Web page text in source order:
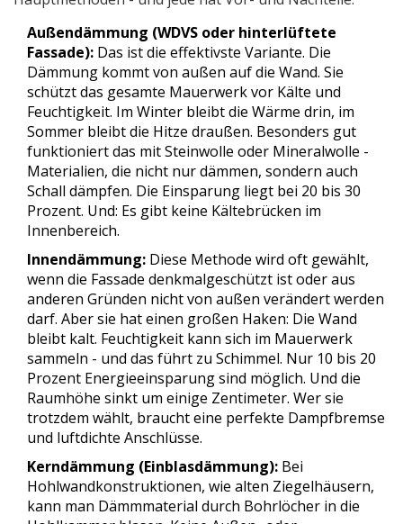
Außendämmung (WDVS oder hinterlüftete
Fassade): Das ist die effektivste Variante. Die
Dämmung kommt von außen auf die Wand. Sie
schützt das gesamte Mauerwerk vor Kälte und
Feuchtigkeit. Im Winter bleibt die Wärme drin, im
Sommer bleibt die Hitze draußen. Besonders gut
funktioniert das mit Steinwolle oder Mineralwolle -
Materialien, die nicht nur dämmen, sondern auch
Schall dämpfen. Die Einsparung liegt bei 20 bis 30
Prozent. Und: Es gibt keine Kältebrücken im
Innenbereich.
Innendämmung: Diese Methode wird oft gewählt,
wenn die Fassade denkmalgeschützt ist oder aus
anderen Gründen nicht von außen verändert werden
darf. Aber sie hat einen großen Haken: Die Wand
bleibt kalt. Feuchtigkeit kann sich im Mauerwerk
sammeln - und das führt zu Schimmel. Nur 10 bis 20
Prozent Energieeinsparung sind möglich. Und die
Raumhöhe sinkt um einige Zentimeter. Wer sie
trotzdem wählt, braucht eine perfekte Dampfbremse
und luftdichte Anschlüsse.
Kerndämmung (Einblasdämmung): Bei
Hohlwandkonstruktionen, wie alten Ziegelhäusern,
kann man Dämmmaterial durch Bohrlöcher in die